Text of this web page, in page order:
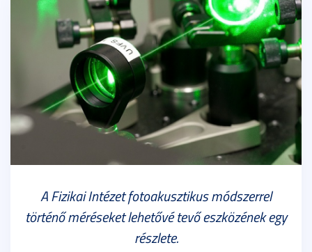
A Fizikai Intézet fotoakusztikus módszerrel
történő méréseket lehetővé tevő eszközének egy
részlete.